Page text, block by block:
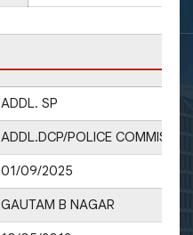
ADDL. SP
ADDL.DCP/POLICE
01/09/2025
GAUTAM B NAGAR